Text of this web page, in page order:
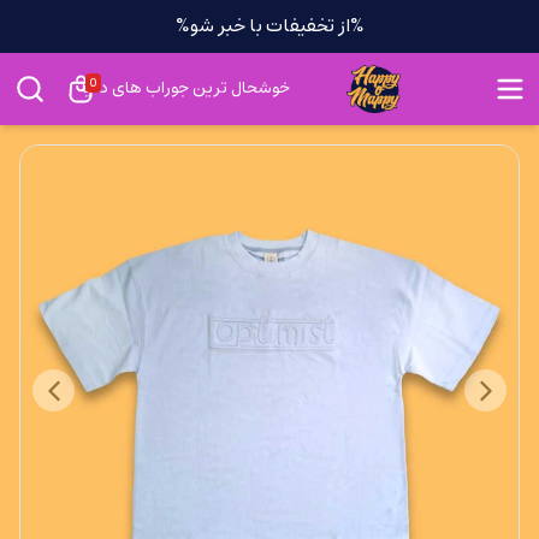
%از تخفیفات با خبر شو%
خوشحال ترین جوراب های دنیا
0